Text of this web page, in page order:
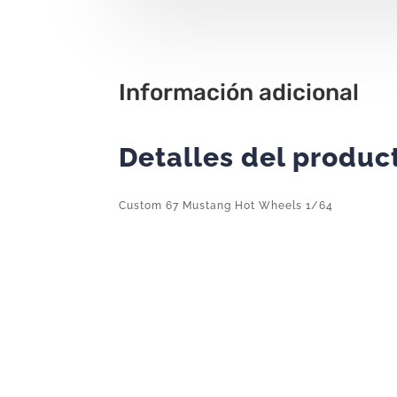
Información adicional
Detalles del
Custom 67 Mustang Hot Wheels 1/64